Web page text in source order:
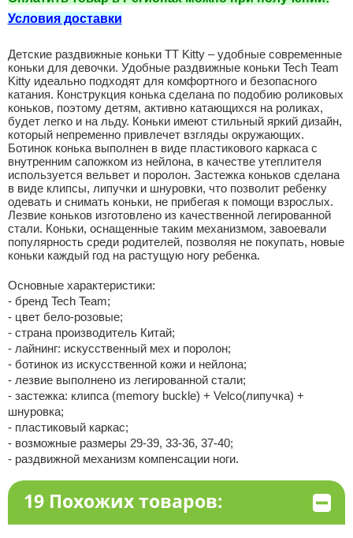
Условия доставки
Детские раздвижные коньки TT Kitty – удобные современные
коньки для девочки. Удобные раздвижные коньки Tech Team
Kitty идеально подходят для комфортного и безопасного
катания. Конструкция конька сделана по подобию роликовых
коньков, поэтому детям, активно катающихся на роликах,
будет легко и на льду. Коньки имеют стильный яркий дизайн,
который непременно привлечет взгляды окружающих.
Ботинок конька выполнен в виде пластикового каркаса с
внутренним сапожком из нейлона, в качестве утеплителя
используется вельвет и поролон. Застежка коньков сделана
в виде клипсы, липучки и шнуровки, что позволит ребенку
одевать и снимать коньки, не прибегая к помощи взрослых.
Лезвие коньков изготовлено из качественной легированной
стали. Коньки, оснащенные таким механизмом, завоевали
популярность среди родителей, позволяя не покупать, новые
коньки каждый год на растущую ногу ребенка.
Основные характеристики:
- бренд Tech Team;
- цвет бело-розовые;
- страна производитель Китай;
- лайнинг: искусственный мех и поролон;
- ботинок из искусственной кожи и нейлона;
- лезвие выполнено из легированной стали;
- застежка: клипса (memory buckle) + Velco(липучка) +
шнуровка;
- пластиковый каркас;
- возможные размеры 29-39, 33-36, 37-40;
- раздвижной механизм компенсации ноги.
19 Похожих товаров: